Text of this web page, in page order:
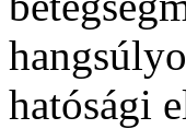
hatósági